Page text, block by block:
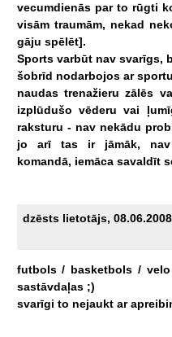
vecumdienās par to rūgti
visām traumām, nekad
gāju spēlēt].
Sports varbūt nav svarīgs,
šobrīd nodarbojos ar sportu
naudas trenažieru zālēs
izplūdušo vēderu vai
raksturu - nav nekādu
jo
arī tas ir jāmāk, nav
komandā, iemāca savaldīt
dzēsts lietotājs,
futbols / basketbols / velo
sastāvdaļas ;)
svarīgi to nejaukt ar